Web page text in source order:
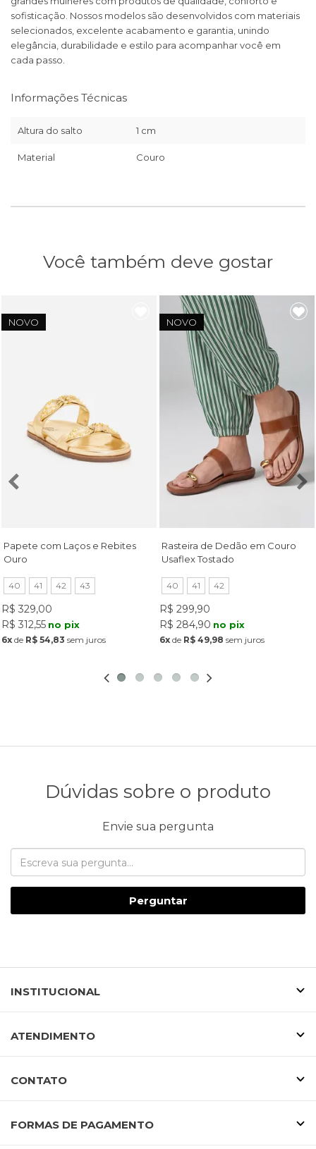
sofisticação. Nossos modelos são desenvolvidos com materiais
selecionados, excelente acabamento e garantia, unindo
elegância, durabilidade e estilo para acompanhar você em
cada passo.
Informações Técnicas
Altura do salto 1 cm
Material Couro
Você também deve gostar
NOVO
Papete com Laços e Rebites
Ouro
40 41 42 43
R$ 329,00
R$ 312,55 no pix
6x de R$ 54,83 sem juros
NOVO
Rasteira de Dedão em Couro
Usaflex Tostado
40 41 42
R$ 299,90
R$ 284,90 no pix
6x de R$ 49,98 sem juros
Dúvidas sobre o produto
Envie sua pergunta
Perguntar
INSTITUCIONAL
ATENDIMENTO
CONTATO
FORMAS DE PAGAMENTO